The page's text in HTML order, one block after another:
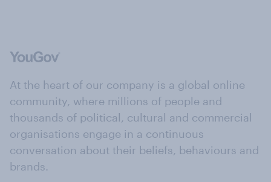
At the heart of our company is a global online
community, where millions of people and
thousands of political, cultural and commercial
organisations engage in a continuous
conversation about their beliefs, behaviours and
brands.